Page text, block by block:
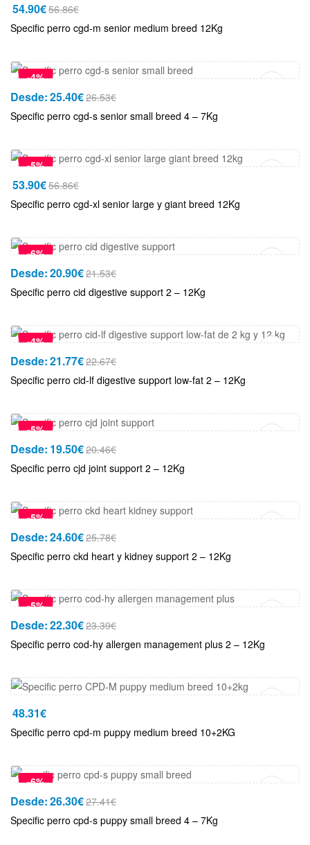
56.86€
54.90€
Specific perro cgd-m senior medium breed 12Kg
-4%
Desde:25.40€26.53€
Specific perro cgd-s senior small breed 4 – 7Kg
-5%
56.86€
53.90€
Specific perro cgd-xl senior large y giant breed 12Kg
-6%
Desde:20.90€21.53€
Specific perro cid digestive support 2 – 12Kg
-4%
Desde:21.77€22.67€
Specific perro cid-lf digestive support low-fat 2 – 12Kg
-5%
Desde: 19.50€20.46€
Specific perro cjd joint support 2 – 12Kg
-5%
Desde:24.60€25.78€
Specific perro ckd heart y kidney support 2 – 12Kg
-5%
Desde:22.30€23.39€
Specific perro cod-hy allergen management plus 2 – 12Kg
48.31€
Specific perro cpd-m puppy medium breed 10+2KG
-6%
Desde:26.30€27.41€
Specific perro cpd-s puppy small breed 4 – 7Kg